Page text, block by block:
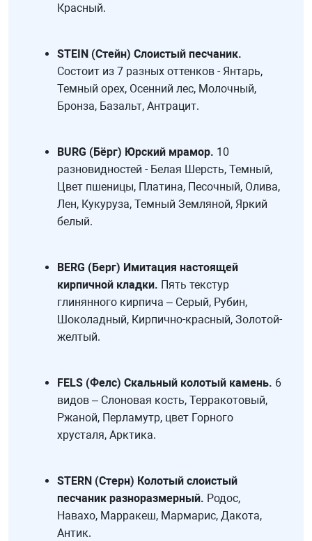
Красный.
STEIN (Стейн) Слоистый песчаник.
Состоит из 7 разных оттенков - Янтарь,
Темный орех, Осенний лес, Молочный,
Бронза, Базальт, Антрацит.
BURG (Бёрг) Юрский мрамор. 10
разновидностей - Белая Шерсть, Темный,
Цвет пшеницы, Платина, Песочный, Олива,
Лен, Кукуруза, Темный Земляной, Яркий
белый.
BERG (Берг) Имитация настоящей
кирпичной кладки. Пять текстур
глинянного кирпича – Серый, Рубин,
Шоколадный, Кирпично-красный, Золотой-
желтый.
FELS (Фелс) Скальный колотый камень. 6
видов – Слоновая кость, Терракотовый,
Ржаной, Перламутр, цвет Горного
хрусталя, Арктика.
STERN (Стерн) Колотый слоистый
песчаник разноразмерный. Родос,
Навахо, Марракеш, Мармарис, Дакота,
Антик.